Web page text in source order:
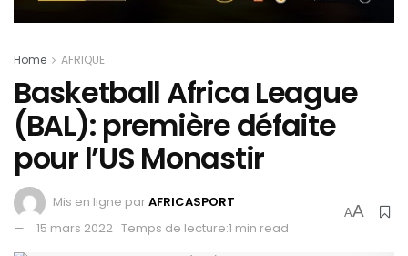
Home AFRIQUE
Basketball Africa League
(BAL): première défaite
pour l’US Monastir
Mis en ligne parAFRICASPORT
15 mars 2022 Temps de lecture:1 min read
AA